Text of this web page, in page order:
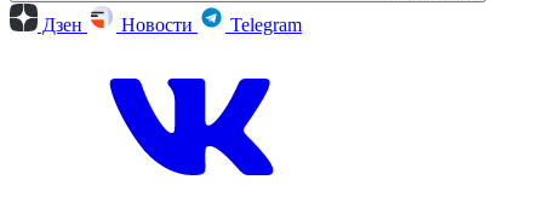
Дзен Новости Telegram